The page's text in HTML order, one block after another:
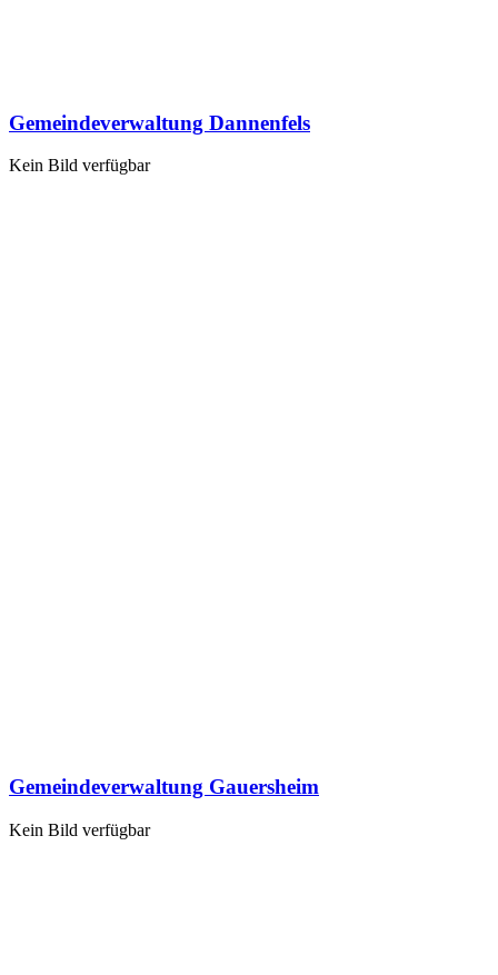
Gemeindeverwaltung Dannenfels
Kein Bild verfügbar
Gemeindeverwaltung Gauersheim
Kein Bild verfügbar